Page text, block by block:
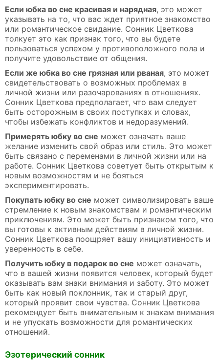
Если юбка во сне красивая и нарядная, это может
указывать на то, что вас ждет приятное знакомство
или романтическое свидание. Сонник Цветкова
толкует это как признак того, что вы будете
пользоваться успехом у противоположного пола и
получите удовольствие от общения.
Если же юбка во сне грязная или рваная, это может
свидетельствовать о возможных проблемах в
личной жизни или разочарованиях в отношениях.
Сонник Цветкова предполагает, что вам следует
быть осторожным в своих поступках и словах,
чтобы избежать конфликтов и недоразумений.
Примерять юбку во сне может означать ваше
желание изменить свой образ или стиль. Это может
быть связано с переменами в личной жизни или на
работе. Сонник Цветкова советует быть открытым к
новым возможностям и не бояться
экспериментировать.
Покупать юбку во сне может символизировать ваше
стремление к новым знакомствам и романтическим
приключениям. Это может быть признаком того, что
вы готовы к активным действиям в личной жизни.
Сонник Цветкова поощряет вашу инициативность и
уверенность в себе.
Получить юбку в подарок во сне может означать,
что в вашей жизни появится человек, который будет
оказывать вам знаки внимания и заботу. Это может
быть как новый поклонник, так и старый друг,
который проявит свои чувства. Сонник Цветкова
рекомендует быть внимательным к знакам внимания
и не упускать возможности для романтических
отношений.
Эзотерический сонник